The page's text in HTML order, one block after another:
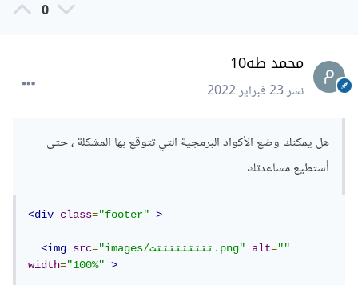
0
محمد طه10
نشر23 فبراير 2022
هل يمكنك وضع الأكواد البرمجية التي تتوقع بها المشكلة ، حتى
أستطيع مساعدتك
<div class="footer" >
<img src= "images/تتتتتتتتتت.png" alt=""
width="100%" >